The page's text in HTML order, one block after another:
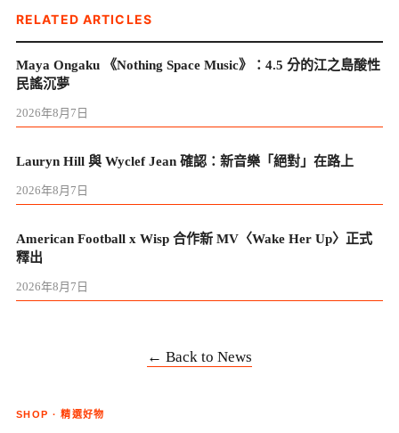
RELATED ARTICLES
Maya Ongaku 《Nothing Space Music》：4.5 分的江之島酸性
民謠沉夢
2026年8月7日
Lauryn Hill 與 Wyclef Jean 確認：新音樂「絕對」在路上
2026年8月7日
American Football x Wisp 合作新 MV〈Wake Her Up〉正式
釋出
2026年8月7日
← Back to News
SHOP · 精選好物